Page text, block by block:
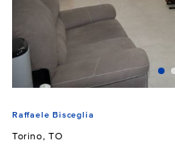
Raffaele Bisceglia
Torino, TO